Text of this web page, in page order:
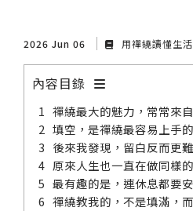
2026 Jun 06 用禪繞讀懂生活
內容目錄
禪繞最大的魅力，常常來
填空，是禪繞最容易上手
後來我發現，留白反而更難
原來人生也一直在做同樣
最有趣的是，連休息都要
禪繞教我的，不是填滿，